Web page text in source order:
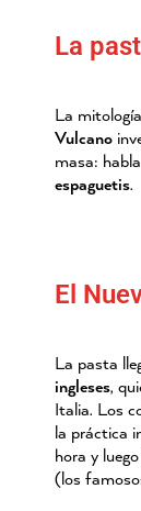
La
La
Vulcano
masa:
espaguetis.
El
La pasta
ingleses,
Italia. Los
la práctica
hora y luego
(los